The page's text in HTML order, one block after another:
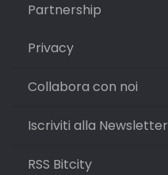
Partnership
Privacy
Collabora con noi
Iscriviti alla Newsletter
RSS Bitcity